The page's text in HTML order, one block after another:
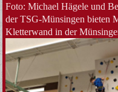
Foto: Michael Hägele und
der TSG-Münsingen bieten
Kletterwand in der